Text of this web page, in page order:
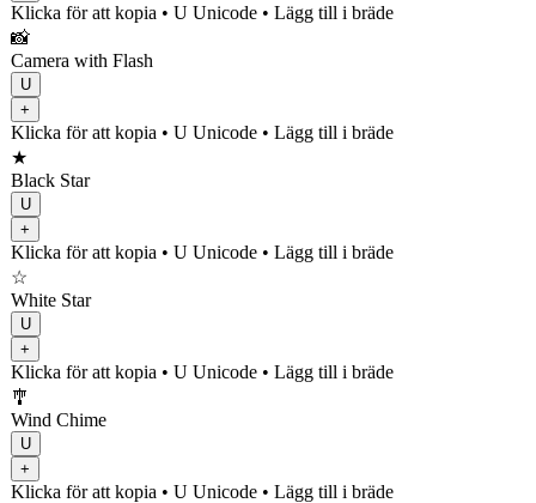
Klicka för att kopia • U Unicode • Lägg till i bräde
📸
Camera with Flash
U
+
Klicka för att kopia • U Unicode • Lägg till i bräde
★
Black Star
U
+
Klicka för att kopia • U Unicode • Lägg till i bräde
☆
White Star
U
+
Klicka för att kopia • U Unicode • Lägg till i bräde
🎐
Wind Chime
U
+
Klicka för att kopia • U Unicode • Lägg till i bräde